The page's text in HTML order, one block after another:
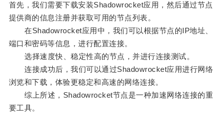
首先，我们需要下载安装Shadowrocket应用，然后通过节点
提供商的信息注册并获取可用的节点列表。
在Shadowrocket应用中，我们可以根据节点的IP地址、
端口和密码等信息，进行配置连接。
选择速度快、稳定性高的节点，并进行连接测试。
连接成功后，我们可以通过Shadowrocket应用进行网络
浏览和下载，体验更稳定和高速的网络连接。
综上所述，Shadowrocket节点是一种加速网络连接的重
要工具。